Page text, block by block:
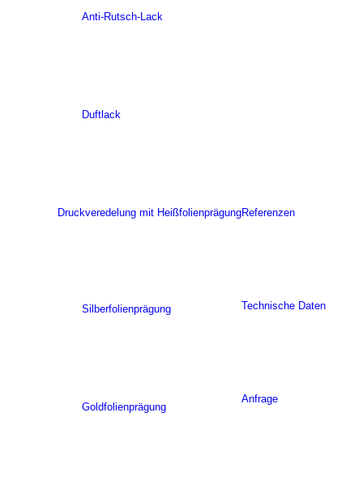
Anti-Rutsch-Lack
Duftlack
Druckveredelung mit Heißfolienprägung
Silberfolienprägung
Goldfolienprägung
Referenzen
Technische Daten
Anfrage